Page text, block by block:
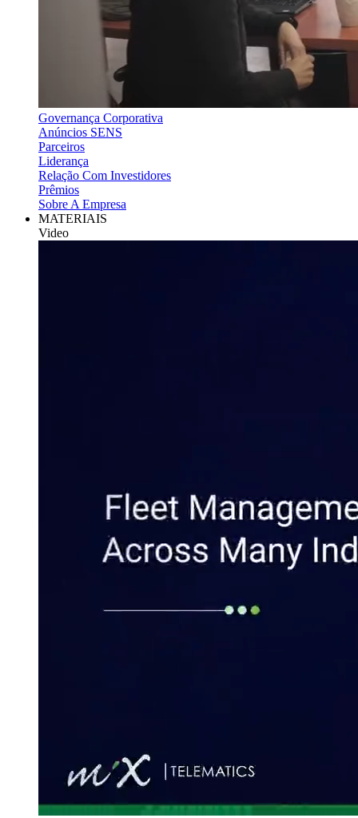
Governança Corporativa
Anúncios SENS
Parceiros
Liderança
Relação Com Investidores
Prêmios
Sobre A Empresa
MATERIAIS
Video